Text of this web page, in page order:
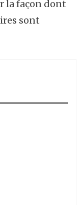
la façon dont
sont